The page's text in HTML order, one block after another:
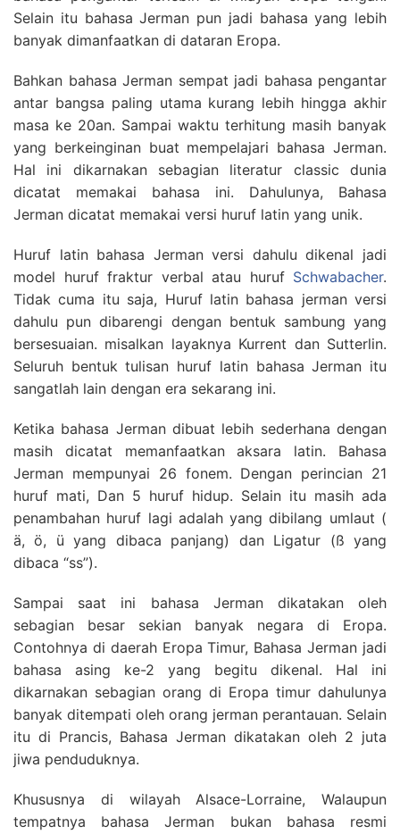
Selain itu bahasa Jerman pun jadi bahasa yang lebih
banyak dimanfaatkan di dataran Eropa.
Bahkan bahasa Jerman sempat jadi bahasa pengantar
antar bangsa paling utama kurang lebih hingga akhir
masa ke 20an. Sampai waktu terhitung masih banyak
yang berkeinginan buat mempelajari bahasa Jerman.
Hal ini dikarnakan sebagian literatur classic dunia
dicatat memakai bahasa ini. Dahulunya, Bahasa
Jerman dicatat memakai versi huruf latin yang unik.
Huruf latin bahasa Jerman versi dahulu dikenal jadi
model huruf fraktur verbal atau huruf Schwabacher.
Tidak cuma itu saja, Huruf latin bahasa jerman versi
dahulu pun dibarengi dengan bentuk sambung yang
bersesuaian. misalkan layaknya Kurrent dan Sutterlin.
Seluruh bentuk tulisan huruf latin bahasa Jerman itu
sangatlah lain dengan era sekarang ini.
Ketika bahasa Jerman dibuat lebih sederhana dengan
masih dicatat memanfaatkan aksara latin. Bahasa
Jerman mempunyai 26 fonem. Dengan perincian 21
huruf mati, Dan 5 huruf hidup. Selain itu masih ada
penambahan huruf lagi adalah yang dibilang umlaut (
ä, ö, ü yang dibaca panjang) dan Ligatur (ß yang
dibaca “ss”).
Sampai saat ini bahasa Jerman dikatakan oleh
sebagian besar sekian banyak negara di Eropa.
Contohnya di daerah Eropa Timur, Bahasa Jerman jadi
bahasa asing ke-2 yang begitu dikenal. Hal ini
dikarnakan sebagian orang di Eropa timur dahulunya
banyak ditempati oleh orang jerman perantauan. Selain
itu di Prancis, Bahasa Jerman dikatakan oleh 2 juta
jiwa penduduknya.
Khususnya di wilayah Alsace-Lorraine, Walaupun
tempatnya bahasa Jerman bukan bahasa resmi